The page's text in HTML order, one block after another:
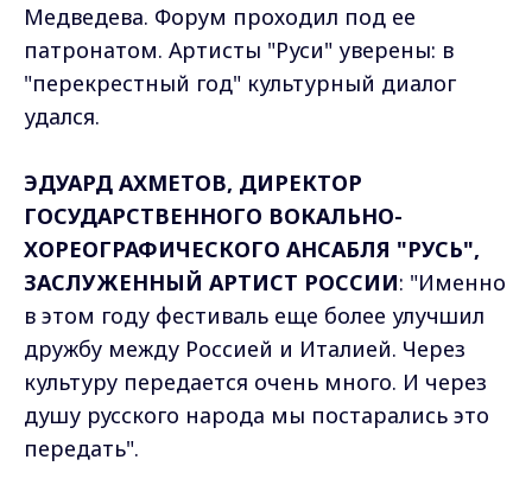
Медведева. Форум проходил под ее
патронатом. Артисты "Руси" уверены: в
"перекрестный год" культурный диалог
удался.
ЭДУАРД АХМЕТОВ, ДИРЕКТОР
ГОСУДАРСТВЕННОГО ВОКАЛЬНО-
ХОРЕОГРАФИЧЕСКОГО АНСАБЛЯ "РУСЬ",
ЗАСЛУЖЕННЫЙ АРТИСТ РОССИИ: "Именно
в этом году фестиваль еще более улучшил
дружбу между Россией и Италией. Через
культуру передается очень много. И через
душу русского народа мы постарались это
передать".